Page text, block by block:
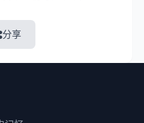
分享